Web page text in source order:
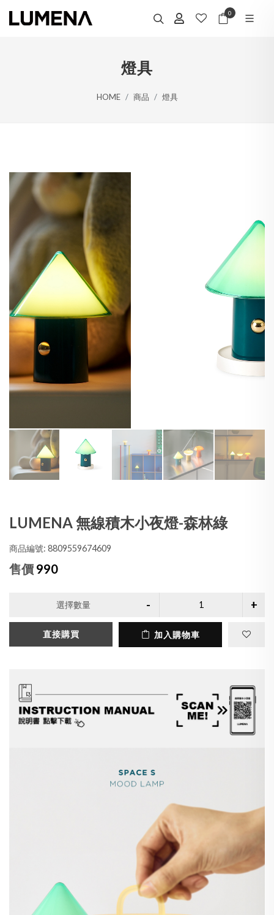
0
燈具
HOME 商品 燈具
LUMENA 無線積木小夜燈-森林綠
商品編號: 8809559674609
售價 990
選擇數量
直接購買 加入購物車